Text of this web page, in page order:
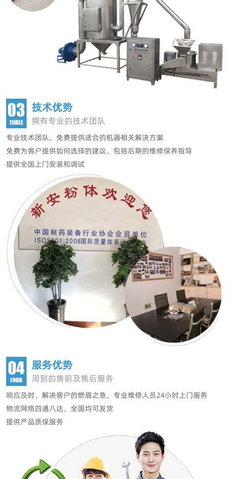
技术优势
拥有专业的技术团队
专业技术团队， 免费提供适合的机器相关解决方案
免费为客户提供如何选择的建议、包括后期的维修保养指导
提供全国上门安装和调试
服务优势
周到的售前及售后服务
响应及时，解决客户的燃眉之急， 专业维修人员24小时上门服务
物流网络四通八达，全国均可发货
提供产品质保服务